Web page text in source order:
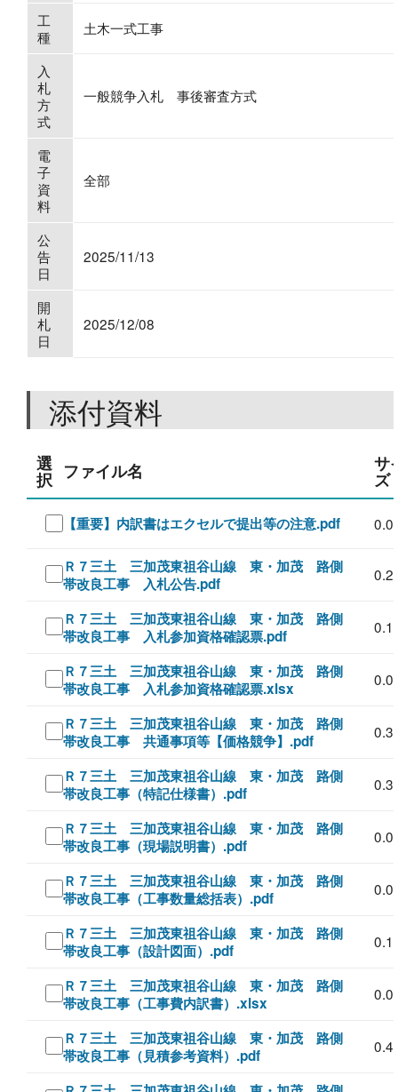
工
種
土木一式工事
入
札
方
式
一般競争入札 事後審査方式
電
子
資
料
全部
公
告
日
2025/11/13
開
札
日
2025/12/08
添付資料
選
択 ファイル名 サ
ズ
【重要】内訳書はエクセルで提出等の注意.pdf
Ｒ７三土 三加茂東祖谷山線 東・加茂 路側
帯改良工事 入札公告.pdf
Ｒ７三土 三加茂東祖谷山線 東・加茂 路側
帯改良工事 入札参加資格確認票.pdf
Ｒ７三土 三加茂東祖谷山線 東・加茂 路側
帯改良工事 入札参加資格確認票.xlsx
Ｒ７三土 三加茂東祖谷山線 東・加茂 路側
帯改良工事 共通事項等【価格競争】.pdf
Ｒ７三土 三加茂東祖谷山線 東・加茂 路側
帯改良工事（特記仕様書）.pdf
Ｒ７三土 三加茂東祖谷山線 東・加茂 路側
帯改良工事（現場説明書）.pdf
Ｒ７三土 三加茂東祖谷山線 東・加茂 路側
帯改良工事（工事数量総括表）.pdf
Ｒ７三土 三加茂東祖谷山線 東・加茂 路側
帯改良工事（設計図面）.pdf
Ｒ７三土 三加茂東祖谷山線 東・加茂 路側
帯改良工事（工事費内訳書）.xlsx
Ｒ７三土 三加茂東祖谷山線 東・加茂 路側
帯改良工事（見積参考資料）.pdf